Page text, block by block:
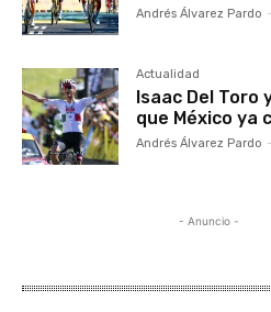
Andrés Álvarez Pardo -
Actualidad
Isaac Del Toro
que México ya
Andrés Álvarez Pardo -
- Anuncio -